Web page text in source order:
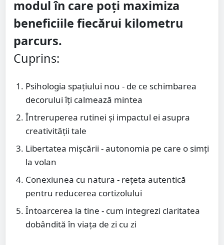
modul în care poți maximiza
beneficiile fiecărui kilometru
parcurs.
Cuprins:
Psihologia spațiului nou - de ce schimbarea
decorului îți calmează mintea
Întreruperea rutinei și impactul ei asupra
creativității tale
Libertatea mișcării - autonomia pe care o simți
la volan
Conexiunea cu natura - rețeta autentică
pentru reducerea cortizolului
Întoarcerea la tine - cum integrezi claritatea
dobândită în viața de zi cu zi